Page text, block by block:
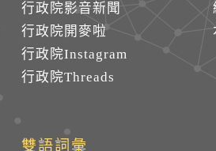
行政院影音新聞
行政院開麥啦
行政院Instagram
行政院Threads
雙語詞彙